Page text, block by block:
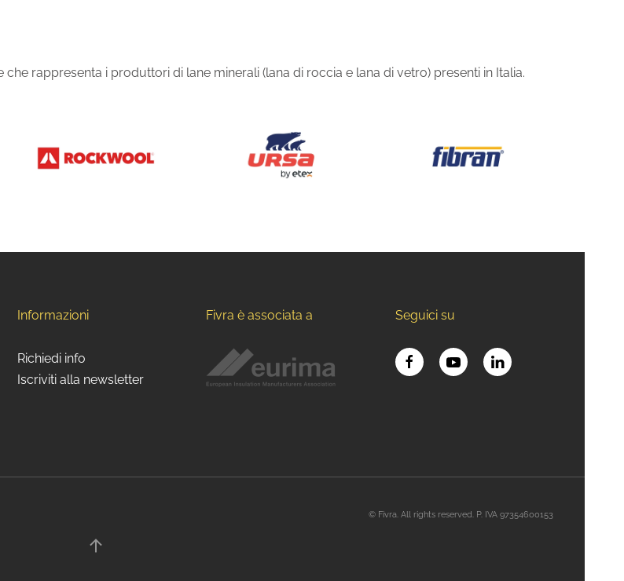
rappresenta i produttori di lane minerali (lana di roccia e lana di vetro) presenti in Italia.
Informazioni
Richiedi info
Iscriviti alla newsletter
Fivra è associata a Seguici su
© Fivra. All rights reserved. P. IVA 97354600153